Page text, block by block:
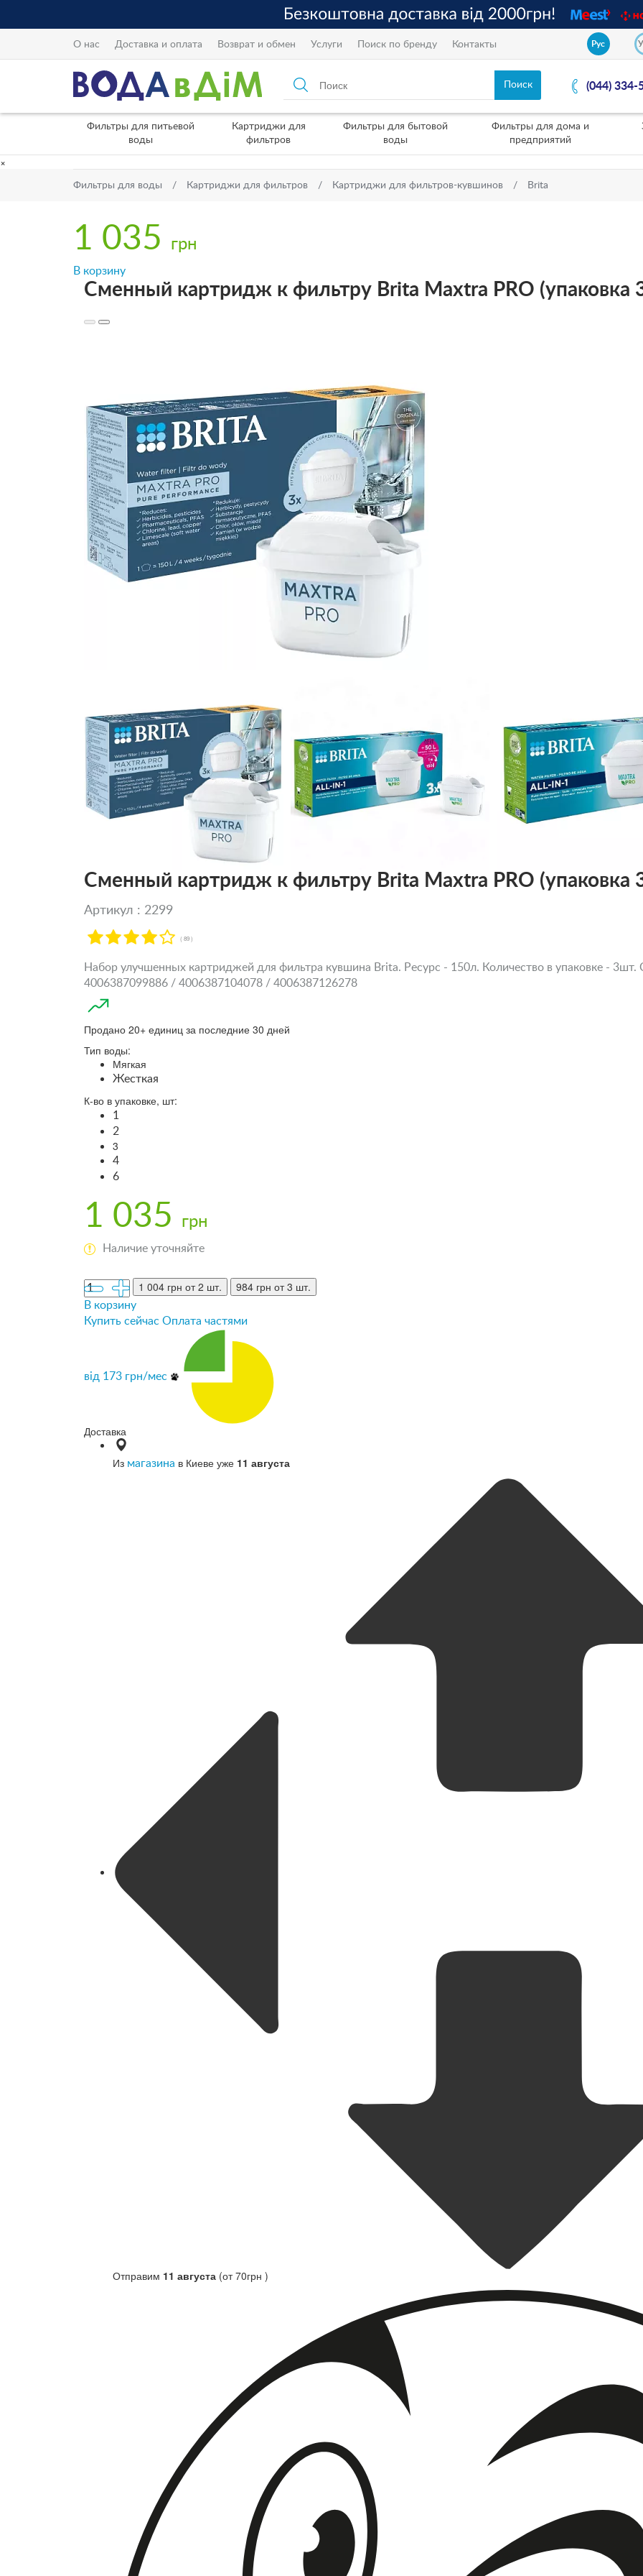
О нас Доставка и оплата Возврат и обмен Услуги Поиск по бренду Контакты Рус
(044) 334-
Фильтры для питьевой
воды
Картриджи для
фильтров
Фильтры для бытовой
воды
Фильтры для дома и
предприятий
×
Фильтры для воды Картриджи для фильтров Картриджи для фильтров-кувшинов Brita
1 035 грн
В корзину
Сменный картридж к фильтру Brita Maxtra PRO (упаковка
Сменный картридж к фильтру Brita Maxtra PRO (упаковка
Артикул : 2299
( 89 )
Набор улучшенных картриджей для фильтра кувшина Brita. Ресурс - 150л. Количество в упаковке - 3шт.
4006387099886 / 4006387104078 / 4006387126278
Продано 20+ единиц за последние 30 дней
Тип воды:
Мягкая
Жесткая
К-во в упаковке, шт:
1
2
3
4
6
1 035 грн
Наличие уточняйте
1 004 грн от 2 шт. 984 грн от 3 шт.
В корзину
Купить сейчас Оплата частями
від 173 грн/мес
Доставка
Из магазина в Киеве уже 11 августа
Отправим 11 августа (от 70грн )